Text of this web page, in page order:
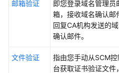
程
授
邮箱验证
即您登录域名管理员
箱，接收域名确认邮
回复CA机构发送的
确认邮件。
文件验证
指由您手动从SCM控
台获取证书验证文件